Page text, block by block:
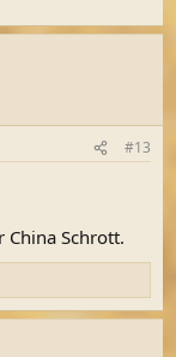
#13
Schrott.